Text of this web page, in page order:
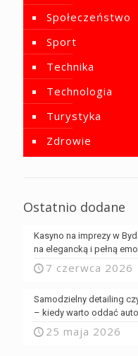
Społeczeństwo
Sport
Technika
Technologia
Turystyka
Zdrowie
Ostatnio dodane
Kasyno na imprezy w
na elegancką i pełną
7 czerwca 2026
Samodzielny detailing
– kiedy warto oddać
25 maja 2026